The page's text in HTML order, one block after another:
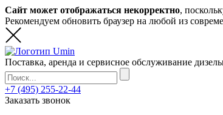
Сайт может отображаться некорректно,
Рекомендуем обновить браузер на любой из
Поставка, аренда и сервисное обслуживание
+7 (495) 255-22-44
Заказать звонок